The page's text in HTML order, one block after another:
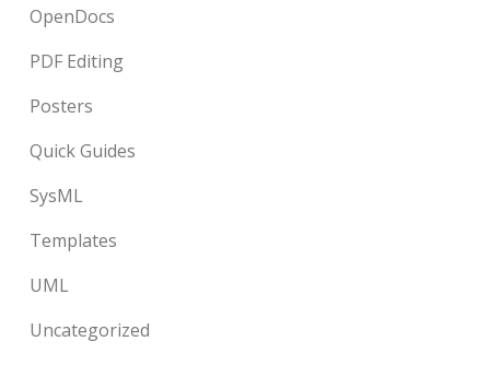
OpenDocs
PDF Editing
Posters
Quick Guides
SysML
Templates
UML
Uncategorized